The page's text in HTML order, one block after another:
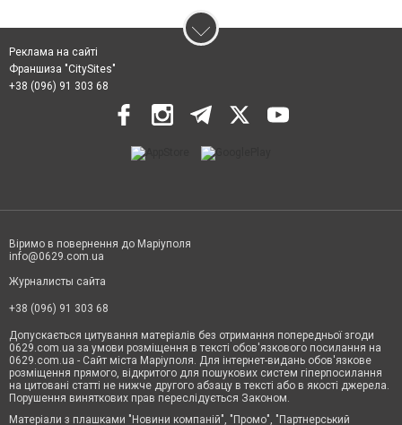
Реклама на сайті
Франшиза "CitySites"
+38 (096) 91 303 68
Віримо в повернення до Маріуполя
info@0629.com.ua
Журналисты сайта
+38 (096) 91 303 68
Допускається цитування матеріалів без отримання попередньої згоди
0629.com.ua за умови розміщення в тексті обов'язкового посилання на
0629.com.ua - Сайт міста Маріуполя. Для інтернет-видань обов'язкове
розміщення прямого, відкритого для пошукових систем гіперпосилання
на цитовані статті не нижче другого абзацу в тексті або в якості джерела.
Порушення виняткових прав переслідується Законом.
Матеріали з плашками "Новини компаній", "Промо", "Партнерський